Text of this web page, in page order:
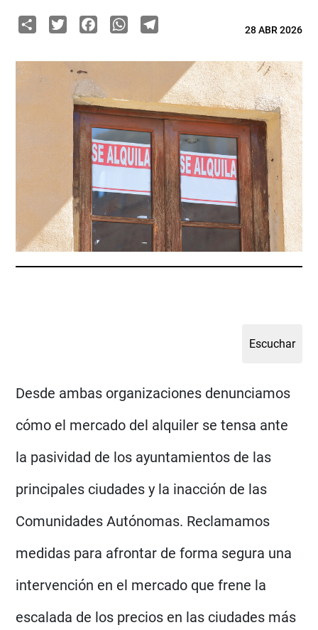
ShareTwitterFacebook
WhatsApp
Telegram28 ABR 2026
Desde ambas organizaciones denunciamos
cómo el mercado del alquiler se tensa ante
la pasividad de los ayuntamientos de las
principales ciudades y la inacción de las
Comunidades Autónomas. Reclamamos
medidas para afrontar de forma segura una
intervención en el mercado que frene la
escalada de los precios en las ciudades más